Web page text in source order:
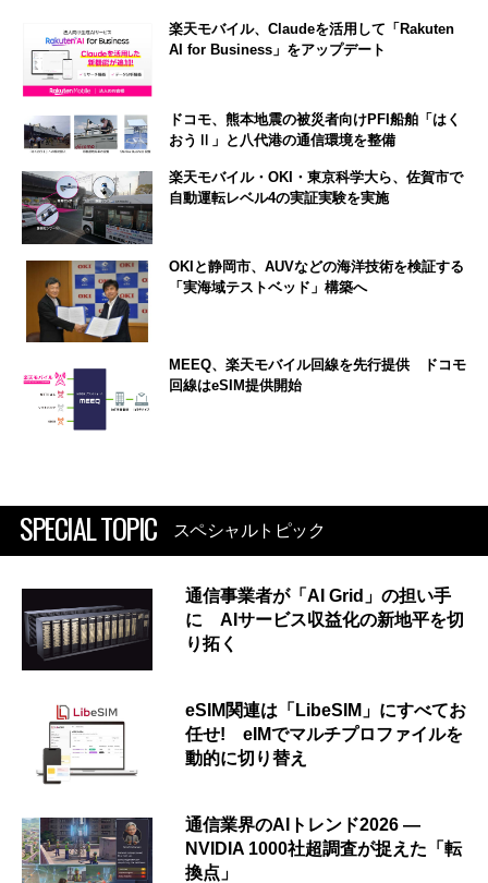
楽天モバイル、Claudeを活用して「Rakuten
AI for Business」をアップデート
ドコモ、熊本地震の被災者向けPFI船舶「はく
おうⅡ」と八代港の通信環境を整備
楽天モバイル・OKI・東京科学大ら、佐賀市で
自動運転レベル4の実証実験を実施
OKIと静岡市、AUVなどの海洋技術を検証する
「実海域テストベッド」構築へ
MEEQ、楽天モバイル回線を先行提供 ドコモ
回線はeSIM提供開始
SPECIAL TOPIC スペシャルトピック
通信事業者が「AI Grid」の担い手
に AIサービス収益化の新地平を切
り拓く
eSIM関連は「LibeSIM」にすべてお
任せ! eIMでマルチプロファイルを
動的に切り替え
通信業界のAIトレンド2026 ―
NVIDIA 1000社超調査が捉えた「転
換点」